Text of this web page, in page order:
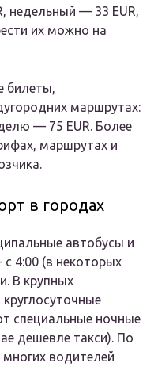
недельный — 33 EUR,
их можно на
билеты,
маршрутах:
— 75 EUR. Более
маршрутах и
в городах
автобусы и
4:00 (в некоторых
В крупных
специальные ночные
дешевле такси). По
водителей